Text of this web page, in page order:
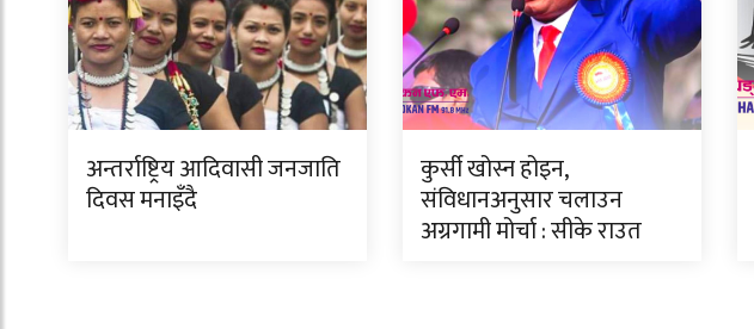
अन्तर्राष्ट्रिय आदिवासी जनजाति
दिवस मनाइँदै
कुर्सी खोस्न होइन,
संविधानअनुसार चलाउन
अग्रगामी मोर्चा : सीके राउत